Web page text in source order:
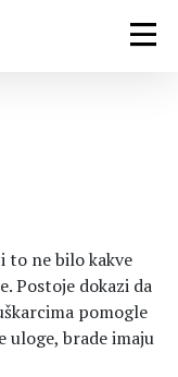
to ne bilo kakve
Postoje dokazi da
pomogle
uloge, brade imaju